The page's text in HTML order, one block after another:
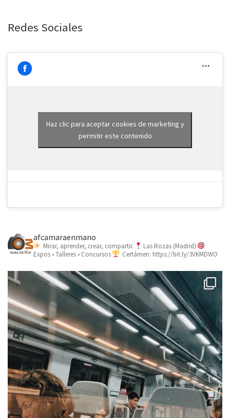
Redes Sociales
Haz clic para aceptar cookies de marketing y
permitir este contenido
afcamaraenmano
Mirar, aprender, crear, compartir.
Las Rozas (Madrid)
Expos • Talleres • Concursos
Certámen: https://bit.ly/3VKMDWO